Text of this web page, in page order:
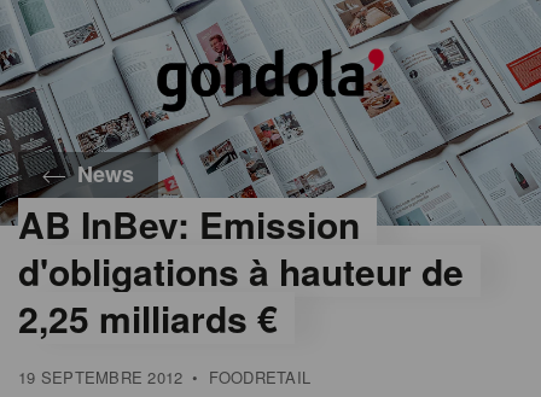
News
AB InBev: Emission
d'obligations à hauteur de
2,25 milliards €
19 SEPTEMBRE 2012 • FOODRETAIL